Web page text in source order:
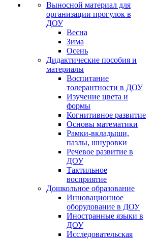
Выносной материал для
организации прогулок в
ДОУ
Весна
Зима
Осень
Дидактические пособия и
материалы
Воспитание
толерантности в ДОУ
Изучение цвета и
формы
Когнитивное развитие
Основы математики
Рамки-вкладыши,
пазлы, шнуровки
Речевое развитие в
ДОУ
Тактильное
восприятие
Дошкольное образование
Инновационное
оборудование в ДОУ
Иностранные языки в
ДОУ
Исследовательская